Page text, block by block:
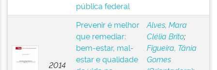
pública federal
2014
Prevenir é melhor
que remediar:
bem-estar, mal-
estar e qualidade
Alves, Mara
Clélia Brito;
Figueira, Tânia
Gomes